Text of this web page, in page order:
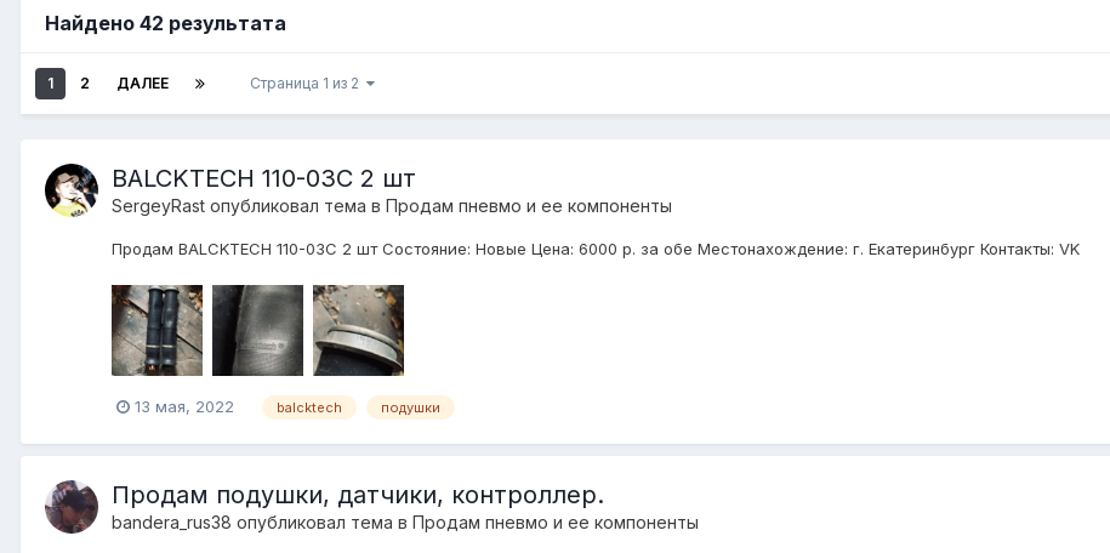
Найдено 42 результата
1 2 ДАЛЕЕ Страница 1 из 2
BALCKTECH 110-03C 2 шт
SergeyRast опубликовал тема в Продам пневмо и ее компоненты
Продам BALCKTECH 110-03C 2 шт Состояние: Новые Цена: 6000 р. за обе Местонахождение: г. Екатеринбург Контакты: VK
13 мая, 2022 balcktech подушки
Продам подушки, датчики, контроллер.
bandera_rus38 опубликовал тема в Продам пневмо и ее компоненты